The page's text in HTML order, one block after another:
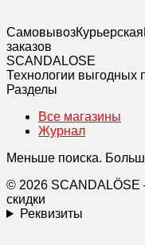
СамовывозКурьерская
заказов
SCANDALOSE
Технологии выгодных
Разделы
Все магазины
Журнал
Меньше поиска.
© 2026
скидки
Реквизиты